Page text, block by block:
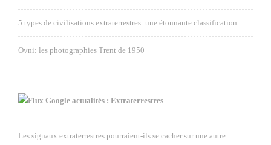
5 types de civilisations extraterrestres: une étonnante classification
Ovni: les photographies Trent de 1950
Google actualités : Extraterrestres
Les signaux extraterrestres pourraient-ils se cacher sur une autre